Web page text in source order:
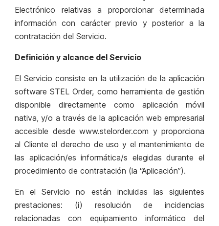
Electrónico relativas a proporcionar determinada
información con carácter previo y posterior a la
contratación del Servicio.
Definición y alcance del Servicio
El Servicio consiste en la utilización de la aplicación
software STEL Order, como herramienta de gestión
disponible directamente como aplicación móvil
nativa, y/o a través de la aplicación web empresarial
accesible desde www.stelorder.com y proporciona
al Cliente el derecho de uso y el mantenimiento de
las aplicación/es informática/s elegidas durante el
procedimiento de contratación (la “Aplicación”).
En el Servicio no están incluidas las siguientes
prestaciones: (i) resolución de incidencias
relacionadas con equipamiento informático del